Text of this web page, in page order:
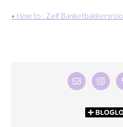
• How to : Zelf